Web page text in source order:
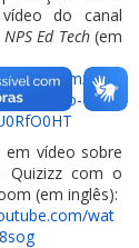
do canal
Ed Tech(em
playl
em vídeo sobre
Quizizz com o
(em inglês):
wat